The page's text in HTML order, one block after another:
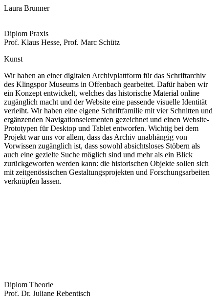
Laura Brunner
Diplom Praxis
Prof. Klaus Hesse, Prof. Marc Schütz
Kunst
Wir haben an einer digitalen Archivplattform für das Schriftarchiv
des Klingspor Museums in Offenbach gearbeitet. Dafür haben wir
ein Konzept entwickelt, welches das historische Material online
zugänglich macht und der Website eine passende visuelle Identität
verleiht. Wir haben eine eigene Schriftfamilie mit vier Schnitten und
ergänzenden Navigationselementen gezeichnet und einen Website-
Prototypen für Desktop und Tablet entworfen. Wichtig bei dem
Projekt war uns vor allem, dass das Archiv unabhängig von
Vorwissen zugänglich ist, dass sowohl absichtsloses Stöbern als
auch eine gezielte Suche möglich sind und mehr als ein Blick
zurückgeworfen werden kann: die historischen Objekte sollen sich
mit zeit​genössischen Gestaltungsprojekten und Forschungsarbeiten
verknüpfen lassen.
Diplom Theorie
Prof. Dr. Juliane Rebentisch